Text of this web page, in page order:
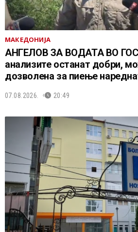
МАКЕДОНИЈА
АНГЕЛОВ ЗА ВОДАТА ВО
анализите останат добри,
дозволена за пиење
07.08.2026. 20:49